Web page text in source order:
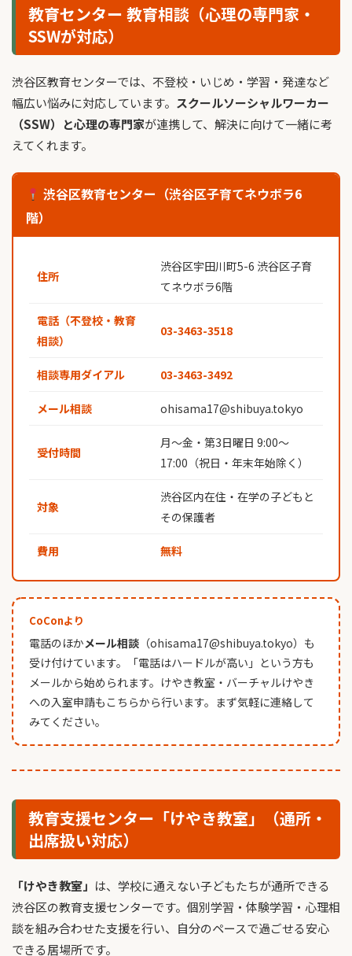
教育センター 教育相談（心理の専門家・
SSWが対応）
渋谷区教育センターでは、不登校・いじめ・学習・発達など
幅広い悩みに対応しています。 スクールソーシャルワーカー
（SSW）と心理の専門家が連携して、解決に向けて一緒に考
えてくれます。
渋谷区教育センター（渋谷区子育てネウボラ6
階）
住所
渋谷区宇田川町5-6 渋谷区子育
てネウボラ6階
電話（不登校・教育
相談）
03-3463-3518
相談専用ダイアル 03-3463-3492
メール相談 ohisama17@shibuya.tokyo
受付時間
月〜金・第3日曜日 9:00〜
17:00（祝日・年末年始除く）
対象
渋谷区内在住・在学の子どもと
その保護者
費用 無料
CoConより
電話のほかメール相談 （ohisama17@shibuya.tokyo）も
受け付けています。「電話はハードルが高い」という方も
メールから始められます。けやき教室・バーチャルけやき
への入室申請もこちらから行います。まず気軽に連絡して
みてください。
教育支援センター「けやき教室」（通所・
出席扱い対応）
「けやき教室」 は、学校に通えない子どもたちが通所できる
渋谷区の教育支援センターです。個別学習・体験学習・心理相
談を組み合わせた支援を行い、自分のペースで過ごせる安心
できる居場所です。